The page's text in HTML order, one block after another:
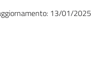
13/01/2025